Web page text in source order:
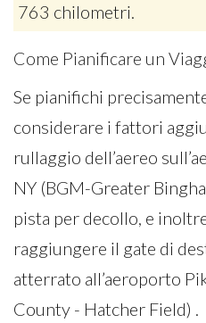
763 chilometri.
Come Pianificare un
Se pianifichi
considerare i fattori
rullaggio dell’aereo
NY (BGM-Greater
pista per decollo, e
raggiungere il gate di
atterrato all’aeroporto
County - Hatcher Field) .